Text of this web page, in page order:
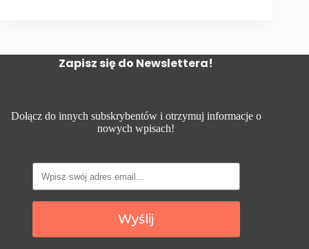
Zapisz się do Newslettera!
Dołącz do innych subskrybentów i otrzymuj informacje o
nowych wpisach!
Wyślij